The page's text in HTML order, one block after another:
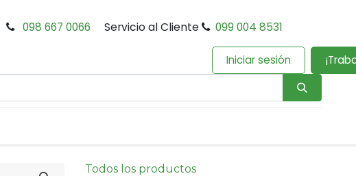
098 667 0066 Servicio al Cliente 099 004 8531
Iniciar sesión
Todos los productos